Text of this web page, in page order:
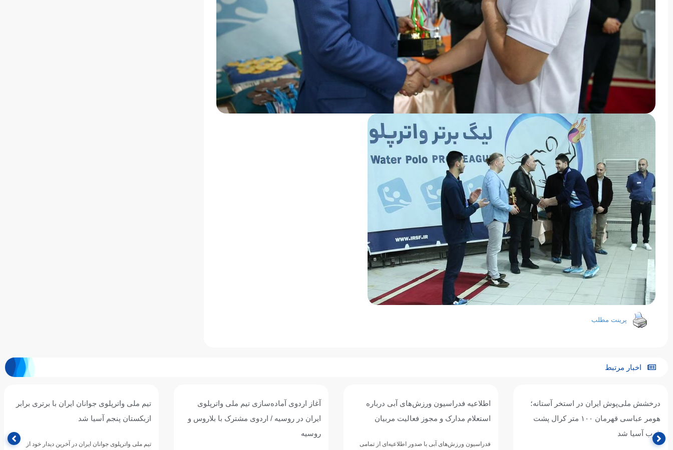
پرینت مطلب
اخبار مرتبط
درخشش ملی‌پوش ایران در استخر آستانه؛
هومر عباسی قهرمان ۱۰۰ متر کرال پشت
غرب آسیا شد
اطلاعیه فدراسیون ورزش‌های آبی درباره
استعلام مدارک و مجوز فعالیت مربیان
فدراسیون ورزش‌های آبی با صدور اطلاعیه‌ای از تمامی
آغاز اردوی آماده‌سازی تیم ملی واترپلوی
ایران در روسیه / اردوی مشترک با بلاروس و
روسیه
تیم ملی واترپلوی جوانان ایران با برتری برابر
ازبکستان پنجم آسیا شد
تیم ملی واترپلوی جوانان ایران در آخرین دیدار خود از